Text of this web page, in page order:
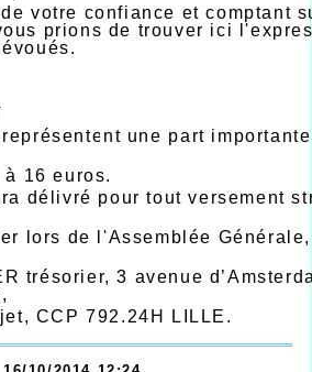
votre confiance et comptant
prions de trouver ici
représentent une part
16 euros.
délivré pour tout versement
lors de l'Assemblée
trésorier, 3 avenue
CCP 792.24H LILLE.